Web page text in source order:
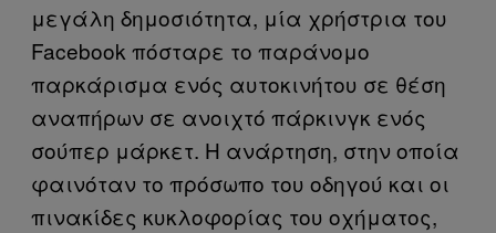
μεγάλη δημοσιότητα, μία χρήστρια του
Facebook πόσταρε το παράνομο
παρκάρισμα ενός αυτοκινήτου σε θέση
αναπήρων σε ανοιχτό πάρκινγκ ενός
σούπερ μάρκετ. Η ανάρτηση, στην οποία
φαινόταν το πρόσωπο του οδηγού και οι
πινακίδες κυκλοφορίας του οχήματος,